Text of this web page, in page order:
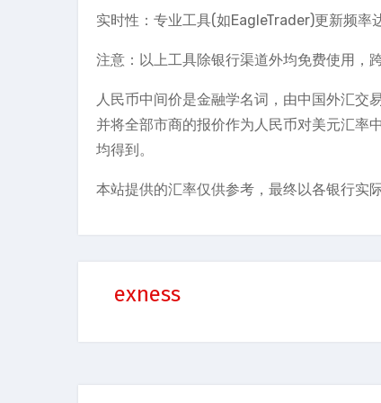
实时性：专业工具(如EagleTrader)更新频率
注意：以上工具除银行渠道外均免费使用，
人民币中间价是金融学名词，由中国外汇交
并将全部市商的报价作为人民币对美元汇率
均得到。
本站提供的汇率仅供参考，最终以各银行实
exness